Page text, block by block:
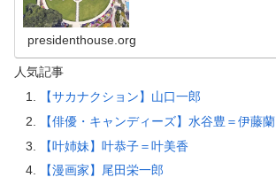
presidenthouse.org
人気記事
【サカナクション】山口一郎
【俳優・キャンディーズ】水谷豊＝伊藤蘭
【叶姉妹】叶恭子＝叶美香
【漫画家】尾田栄一郎